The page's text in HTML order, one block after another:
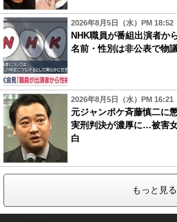
2026年8月5日（水）PM 18:52
NHK職員が番組出演者か
名前・性別は非公表で物
2026年8月5日（水）PM 16:21
元ジャンポケ斉藤慎二に
実刑判決が濃厚に…被害
白
もっと見る